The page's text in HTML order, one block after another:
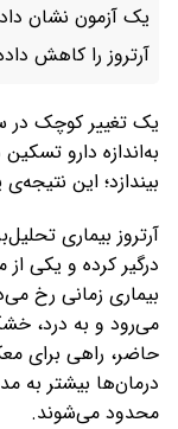
یک آزمون نشان
آرتروز را کاهش
یک تغییر کوچک در
به‌اندازه دارو
بیندازد؛ این
آرتروز بیماری
درگیر کرده و یکی
بیماری زمانی رخ
می‌رود و به درد،
حاضر، راهی برای
درمان‌ها بیشتر به
محدود می‌شوند.